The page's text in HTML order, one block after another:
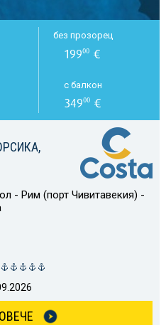
- Рим (порт Чивитавекия) -
без прозорец
19900 €
с балкон
34900€